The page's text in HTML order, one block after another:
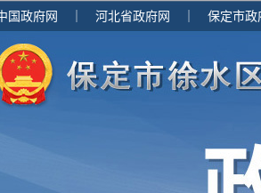
国政府网 河北省政府网 保定市政